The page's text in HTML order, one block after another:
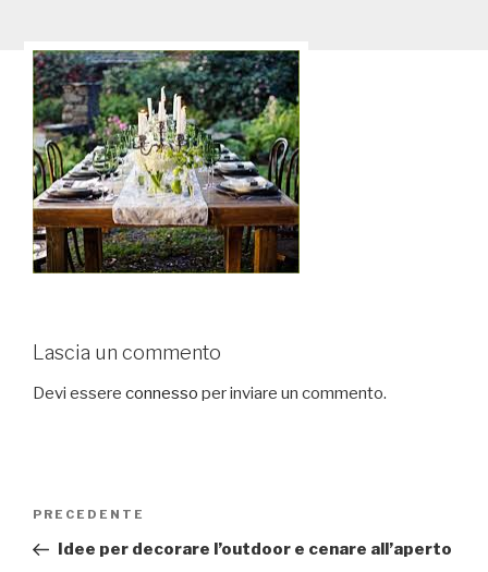
Lascia un commento
Devi essere connesso per inviare un commento.
Navigazione
Articolo
precedente:
PRECEDENTE
Idee per decorare l’outdoor e cenare all’aperto